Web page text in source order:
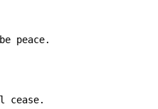
peace.
cease.